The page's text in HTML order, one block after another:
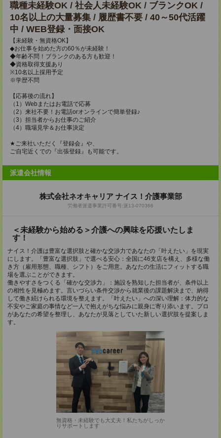
職種未経験OK / 社会人未経験OK / ブランクOK /
10名以上の大量募集 / 履歴書不要 / 40～50代活躍
中 / WEB登録・面接OK
【未経験・無資格OK】
◆お仕事を始めた方の60％が未経験！
◆年齢不問！ブランクのある方も歓迎！
◆資格取得支援あり
※10名以上採用予定
※学歴不問
【応募後の流れ】
（1）Webまたはお電話で応募
（2）来社不要！お電話orオンラインで簡単登録♪
（3）担当者からお仕事のご紹介
（4）職場見学＆お仕事決定
★ご来社いただく『登録会』や、
ご自宅近くでの『出張登録』も可能です。
派遣会社情報
株式会社ネオキャリア ナイス！介護事業部
労働者派遣事業許可番号:派13-070366
＜未経験から始める＞介護への興味を応援いたしま
す！
ナイス！介護は豊富な選択肢と確かな交渉力であなたの「叶えたい」を現実
にします。「豊富な選択肢」で選べる安心：全国に46支店を構え、多様な働
き方（雇用形態、職種、シフト）をご用意。あなたの生活にフィットする職
場を選ぶことができます。
働きやすさをつくる「確かな交渉力」：施設を熟知した担当者が、条件以上
の相性を見極めます。言いづらい条件交渉から就業後の課題解決まで、納得
して働き続けられる環境を整えます。「叶えたい」への深い理解：体力的な
不安やご家庭の事情など一人で抱えがちな悩みに親身に寄り添います。プロ
があなたの希望を整理し、あなたが見落としていた新しい選択肢を提案しま
す。
無資格・未経験でも大丈夫！私たちがしっか
りサポートします